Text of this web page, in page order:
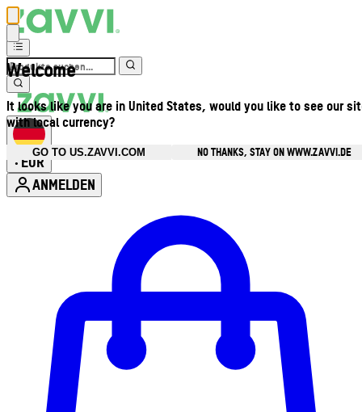
Welcome
It looks like you are in United States, would you like to see our
with local currency?
GO TO US.ZAVVI.COM
NO THANKS, STAY ON WWW.ZAVVI.DE
• EUR
ANMELDEN